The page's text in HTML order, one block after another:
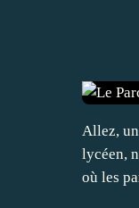
Allez,
lycéen,
où les